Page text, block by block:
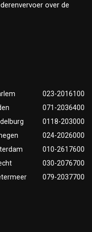
over de
023-2016100
071-2036400
0118-203000
024-2026000
010-2617600
030-2076700
079-2037700